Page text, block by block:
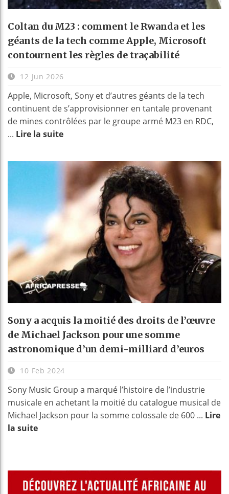
Coltan du M23 : comment le Rwanda et les
géants de la tech comme Apple, Microsoft
contournent les règles de traçabilité
12 Jun 2026
Apple, Microsoft, Sony et d’autres géants de la tech
continuent de s’approvisionner en tantale provenant
de mines contrôlées par le groupe armé M23 en RDC,
... Lire la suite
Sony a acquis la moitié des droits de l’œuvre
de Michael Jackson pour une somme
astronomique d’un demi-milliard d’euros
10 Feb 2024
Sony Music Group a marqué l’histoire de l’industrie
musicale en achetant la moitié du catalogue musical de
Michael Jackson pour la somme colossale de 600 ... Lire
la suite